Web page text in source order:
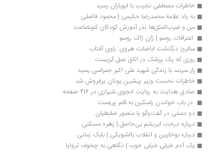
خاطرات مصطفی نجیب با ابوباران رسید
به یاد علامه محمدرضا حکیمی | محمود فاضلی
من و ضرب‌المثل‌ها نذر آموزش کودکان کم‌بضاعت
اعترافات روسو | ژان ژاک روسو
سالروز درگذشت اباصلت هروی: راوی آفتاب
روزی که یک پزشک در اتاق عمل گریست
راز سربند با زندگی شهید علی اکبر جمراسی رسید
خاطرات نخست وزیر پیشین یونان پرفروش شد
صادق هدایت به روایت انجوی شیرازی در 216 صفحه
در باب خواندن راسکین به قلم پروست
دو دستی در گفت‌وگو با منصور ضابطیان
درباره درخت ابریشم بی‌حاصل | زهره مسکنی
درباره بوخارین و انقلاب بالشویکی | بابک زمانی
یک آدم خیلی خیلی خوب | نگاهی به چخوف تروایا